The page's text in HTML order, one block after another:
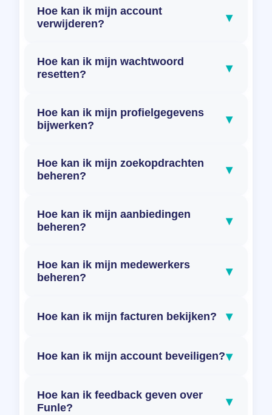
Hoe kan ik mijn account
verwijderen?
▾
Hoe kan ik mijn wachtwoord
resetten?
▾
Hoe kan ik mijn profielgegevens
bijwerken?
▾
Hoe kan ik mijn zoekopdrachten
beheren?
▾
Hoe kan ik mijn aanbiedingen
beheren?
▾
Hoe kan ik mijn medewerkers
beheren?
▾
Hoe kan ik mijn facturen bekijken? ▾
Hoe kan ik mijn account beveiligen?▾
Hoe kan ik feedback geven over
Funle?
▾